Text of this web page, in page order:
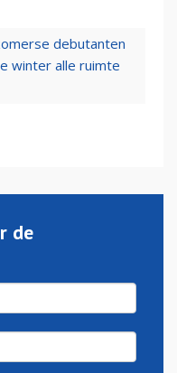
debutanten
winter alle ruimte
de